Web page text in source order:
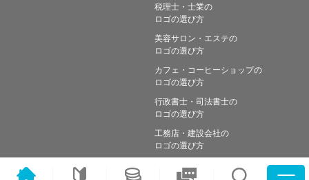
税理士・士業の
ロゴの選び方
美容サロン・エステの
ロゴの選び方
カフェ・コーヒーショップの
ロゴの選び方
行政書士・司法書士の
ロゴの選び方
工務店・建設会社の
ロゴの選び方